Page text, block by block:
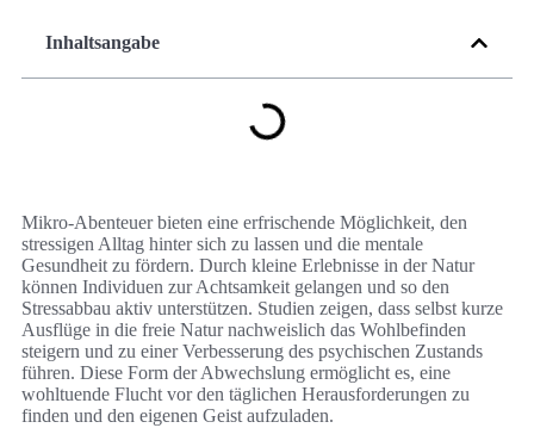
Inhaltsangabe
Mikro-Abenteuer bieten eine erfrischende Möglichkeit, den
stressigen Alltag hinter sich zu lassen und die mentale
Gesundheit zu fördern. Durch kleine Erlebnisse in der Natur
können Individuen zur Achtsamkeit gelangen und so den
Stressabbau aktiv unterstützen. Studien zeigen, dass selbst kurze
Ausflüge in die freie Natur nachweislich das Wohlbefinden
steigern und zu einer Verbesserung des psychischen Zustands
führen. Diese Form der Abwechslung ermöglicht es, eine
wohltuende Flucht vor den täglichen Herausforderungen zu
finden und den eigenen Geist aufzuladen.